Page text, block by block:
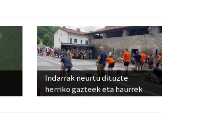
Indarrak neurtu dituzte
herriko gazteek eta haurrek